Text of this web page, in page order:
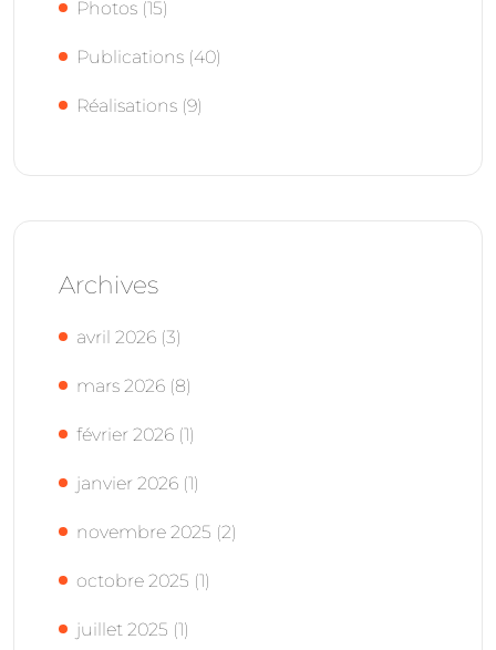
Photos (15)
Publications (40)
Réalisations (9)
Archives
avril 2026 (3)
mars 2026 (8)
février 2026 (1)
janvier 2026 (1)
novembre 2025 (2)
octobre 2025 (1)
juillet 2025 (1)